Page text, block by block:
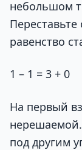
небольшом
равенство
1 – 1 = 3 + 0
На первый
нерешаемой.
под другим